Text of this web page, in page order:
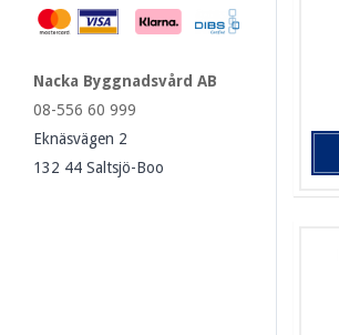
Nacka Byggnadsvård AB
08-556 60 999
Eknäsvägen 2
132 44 Saltsjö-Boo